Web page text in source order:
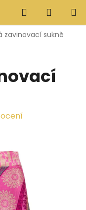
Hledat
KOŠÍK
zavinovací sukně